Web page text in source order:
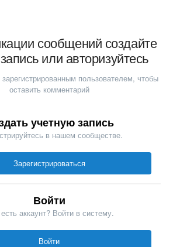
сообщений создайте
или авторизуйтесь
пользователем, чтобы
оставить комментарий
учетную запись
в нашем сообществе.
Зарегистрироваться
Войти
аккаунт? Войти в систему.
Войти